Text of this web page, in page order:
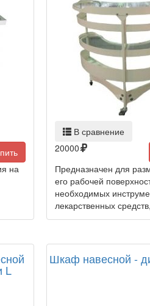
на
В сравнение
20000
Предназначен для
его рабочей
необходимых
лекарственных
L
Шкаф навесной -